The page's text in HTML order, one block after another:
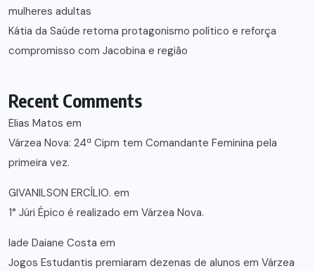
mulheres adultas
Kátia da Saúde retoma protagonismo político e reforça
compromisso com Jacobina e região
Recent Comments
Elias Matos em
Várzea Nova: 24ª Cipm tem Comandante Feminina pela
primeira vez.
GIVANILSON ERCÍLIO. em
1° Júri Épico é realizado em Várzea Nova.
lade Daiane Costa em
Jogos Estudantis premiaram dezenas de alunos em Várzea